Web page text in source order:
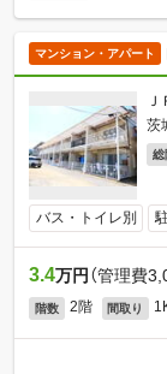
マンション・アパート
茨
総
バス・トイレ別
3.4万円 （管理費
階数 2階 間取り